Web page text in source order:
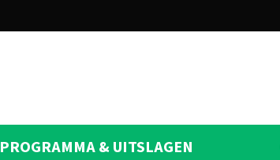
PROGRAMMA & UITSLAGEN